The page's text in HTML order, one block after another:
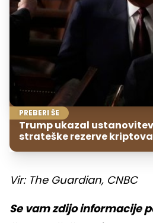
PREBERI ŠE
Trump ukazal
strateške rezerve
Vir: The Guardian, CNBC
Se vam zdijo informacije